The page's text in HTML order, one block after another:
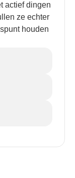
actief dingen
ze echter
houden